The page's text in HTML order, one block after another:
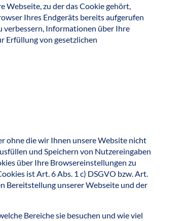
Webseite, zu der das Cookie gehört,
Ihres Endgeräts bereits aufgerufen
verbessern, Informationen über Ihre
Erfüllung von gesetzlichen
ohne die wir Ihnen unsere Website nicht
und Speichern von Nutzereingaben
über Ihre Browsereinstellungen zu
ist Art. 6 Abs. 1 c) DSGVO bzw. Art.
Bereitstellung unserer Webseite und der
Bereiche sie besuchen und wie viel